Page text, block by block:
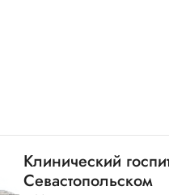
Клинический
Севастопольском